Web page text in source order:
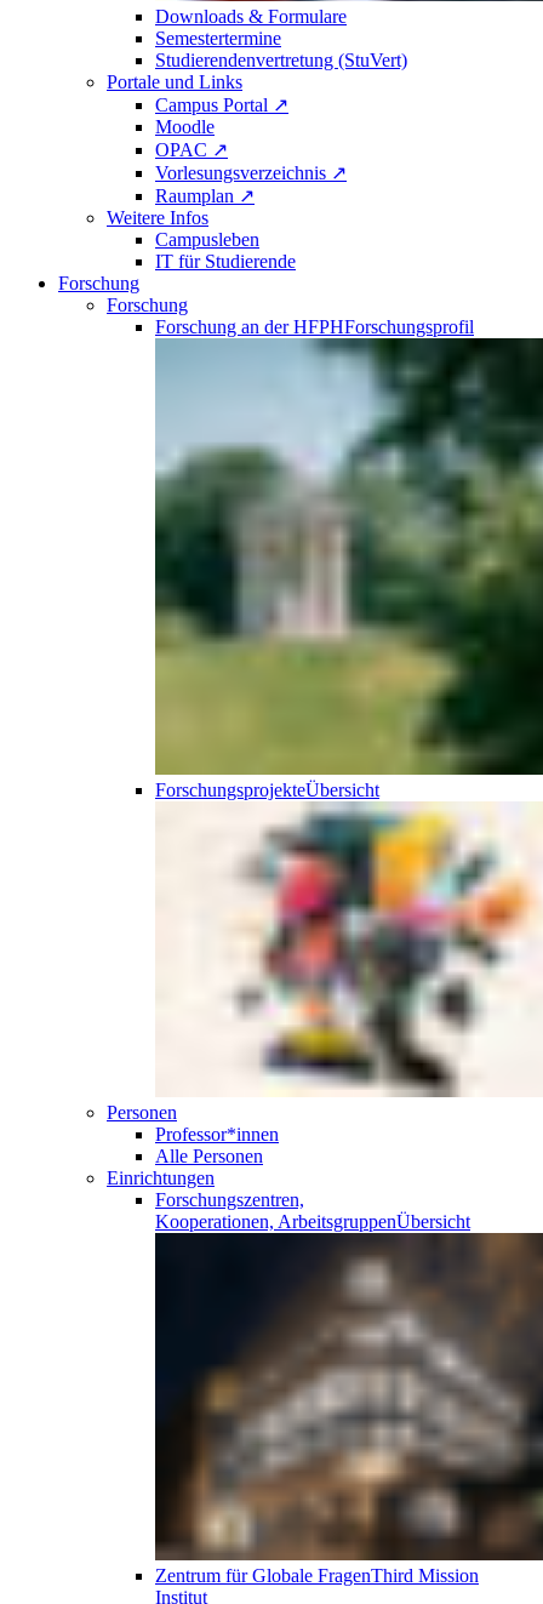
Downloads & Formulare
Semestertermine
Studierendenvertretung (StuVert)
Portale und Links
Campus Portal ↗
Moodle
OPAC ↗
Vorlesungsverzeichnis ↗
Raumplan ↗
Weitere Infos
Campusleben
IT für Studierende
Forschung
Forschung
Forschung an der HFPHForschungsprofil
ForschungsprojekteÜbersicht
Personen
Professor*innen
Alle Personen
Einrichtungen
Forschungszentren,
Kooperationen, ArbeitsgruppenÜbersicht
Zentrum für Globale FragenThird Mission
Institut